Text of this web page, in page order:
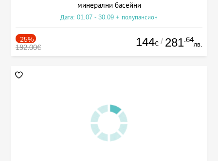
минерални басейни
Дата: 01.07 - 30.09 + полупансион
-25%
192.00€ 144€ / 281.64
лв.